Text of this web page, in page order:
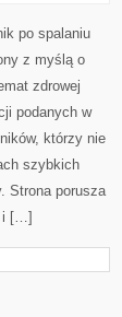
po spalaniu
z myślą o
zdrowej
podanych w
którzy nie
szybkich
Strona porusza
i […]